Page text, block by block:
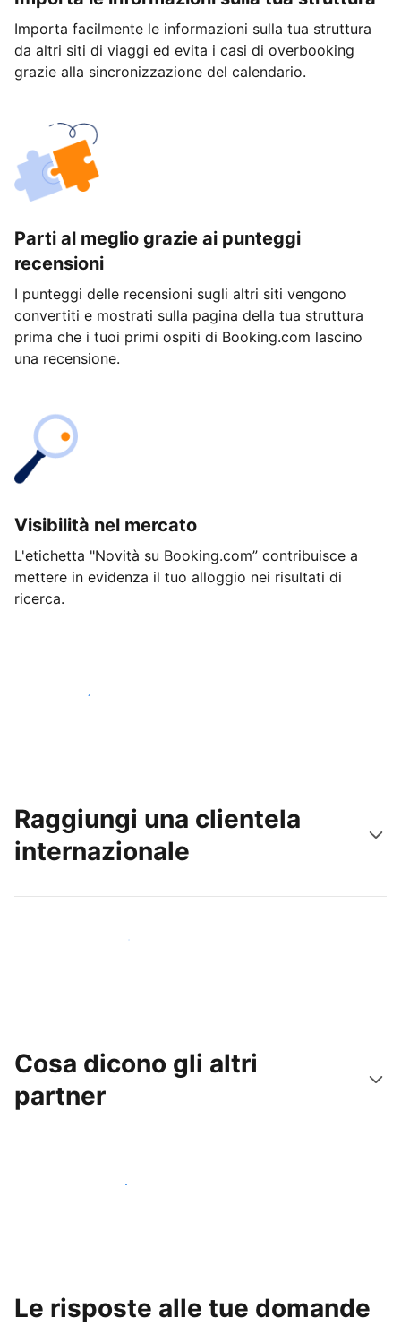
Importa facilmente le informazioni sulla tua struttura
da altri siti di viaggi ed evita i casi di overbooking
grazie alla sincronizzazione del calendario.
Parti al meglio grazie ai punteggi
recensioni
I punteggi delle recensioni sugli altri siti vengono
convertiti e mostrati sulla pagina della tua struttura
prima che i tuoi primi ospiti di Booking.com lascino
una recensione.
Visibilità nel mercato
L'etichetta "Novità su Booking.com” contribuisce a
mettere in evidenza il tuo alloggio nei risultati di
ricerca.
Inizia oggi stesso
Raggiungi una clientela
internazionale
Raggiungi subito nuovi ospiti
Cosa dicono gli altri
partner
Unisciti ad altri host come te
Le risposte alle tue domande